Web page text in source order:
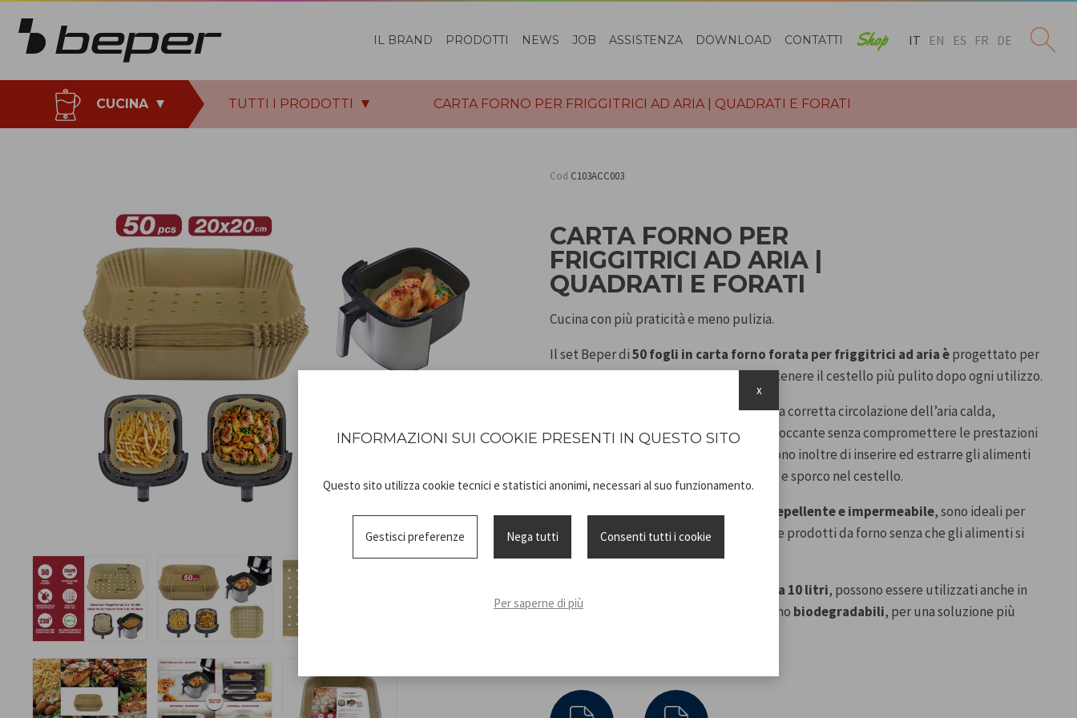
IL BRAND PRODOTTI NEWS JOB ASSISTENZA DOWNLOAD CONTATTI Shop IT EN ES FR DE
CUCINA TUTTI I PRODOTTI CARTA FORNO PER FRIGGITRICI AD ARIA | QUADRATI E FORATI
Cod C103ACC003
CARTA FORNO PER
FRIGGITRICI AD ARIA |
QUADRATI E FORATI
Cucina con più praticità e meno pulizia.
Il set Beper di50 fogli in carta forno forata per friggitrici ad ariaèprogettato per
facilitare la preparazione dei cibi e mantenere il cestello più pulito dopo ogni utilizzo.
favorisce la corretta circolazione dell’aria calda,
permettendo una cottura uniforme e croccante senza compromettere le prestazioni
della friggitrice. I pratici vassoi consentono inoltre di inserire ed estrarre gli alimenti
con maggiore facilità, riducendo residui e sporco nel cestello.
Realizzati in cartaantiaderente, oleorepellente e impermeabile, sono ideali per
preparare carne, pesce, verdure, snack e prodotti da forno senza che gli alimenti si
attacchino alla superficie.
friggitrici ad aria da 5 a 10 litri, possono essere utilizzati anche in
forni tradizionali e vaporiere. Inoltre, sono biodegradabili, per una soluzione più
INFORMAZIONI SUI COOKIE PRESENTI IN QUESTO SITO
Questo sito utilizza cookie tecnici e statistici anonimi, necessari al suo funzionamento.
Gestisci preferenze Nega tutti Consenti tutti i cookie
Per saperne di più
x